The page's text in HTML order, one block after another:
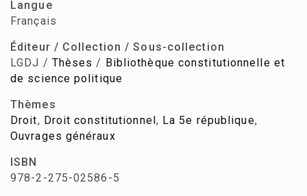
Langue
Français
Éditeur / Collection / Sous-collection
LGDJ / Thèses / Bibliothèque constitutionnelle et
de science politique
Thèmes
Droit, Droit constitutionnel, La 5e république,
Ouvrages généraux
ISBN
978-2-275-02586-5